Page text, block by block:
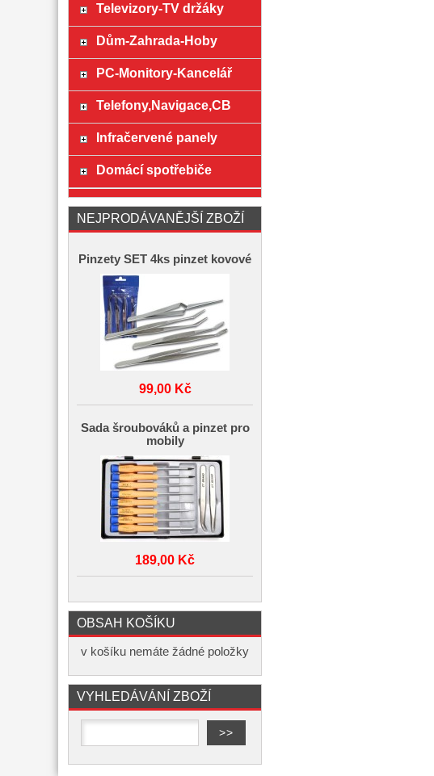
Televizory-TV držáky
Dům-Zahrada-Hoby
PC-Monitory-Kancelář
Telefony,Navigace,CB
Infračervené panely
Domácí spotřebiče
NEJPRODÁVANĚJŠÍ ZBOŽÍ
Pinzety SET 4ks pinzet kovové
99,00 Kč
Sada šroubováků a pinzet pro
mobily
189,00 Kč
OBSAH KOŠÍKU
v košíku nemáte žádné položky
VYHLEDÁVÁNÍ ZBOŽÍ